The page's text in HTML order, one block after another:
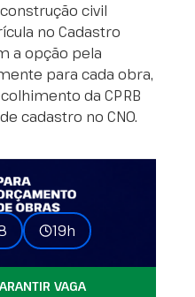
civil
no Cadastro
a opção pela
para cada obra,
da CPRB
cadastro no CNO.
19h
VAGA